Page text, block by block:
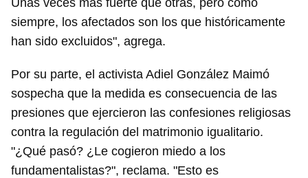
Unas veces más fuerte que otras, pero como
siempre, los afectados son los que históricamente
han sido excluidos", agrega.
Por su parte, el activista Adiel González Maimó
sospecha que la medida es consecuencia de las
presiones que ejercieron las confesiones religiosas
contra la regulación del matrimonio igualitario.
"¿Qué pasó? ¿Le cogieron miedo a los
fundamentalistas?", reclama. "Esto es